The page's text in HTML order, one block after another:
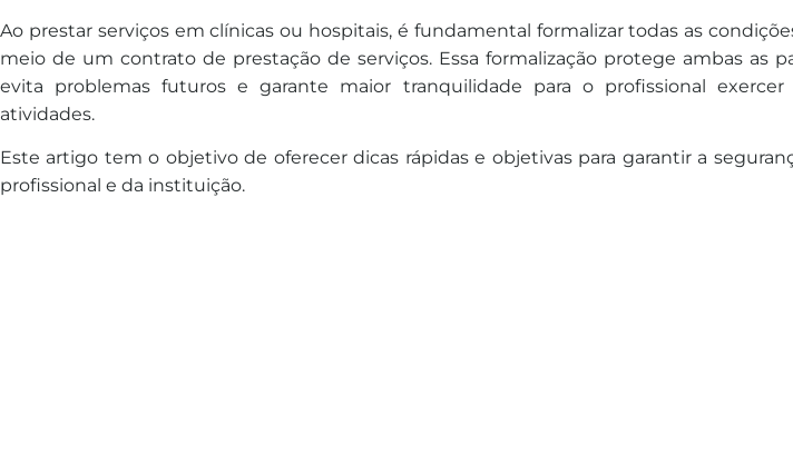
Ao prestar serviços em clínicas ou hospitais, é fundamental formalizar todas as
meio de um contrato de prestação de serviços. Essa formalização protege ambas as
evita problemas futuros e garante maior tranquilidade para o profissional exercer
atividades.
Este artigo tem o objetivo de oferecer dicas rápidas e objetivas para garantir a
profissional e da instituição.